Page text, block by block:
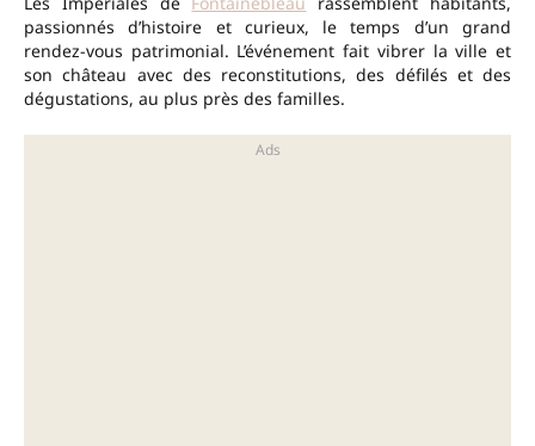
passionnés d’histoire et curieux, le temps d’un grand
rendez-vous patrimonial. L’événement fait vibrer la ville et
son château avec des reconstitutions, des défilés et des
dégustations, au plus près des familles.